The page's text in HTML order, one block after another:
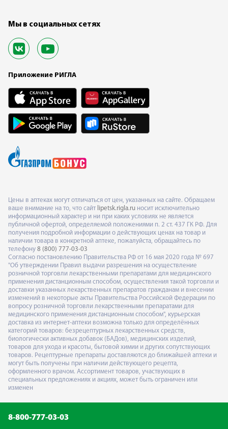
Мы в социальных сетях
Приложение РИГЛА
Цены в аптеках могут отличаться от цен, указанных на сайте. Обращаем
ваше внимание на то, что сайт lipetsk.rigla.ru носит исключительно
информационный характер и ни при каких условиях не является
публичной офертой, определяемой положениями п. 2 ст. 437 ГК РФ. Для
получения подробной информации о действующих ценах на товар и
наличии товара в конкретной аптеке, пожалуйста, обращайтесь по
телефону 8 (800) 777-03-03
Согласно постановлению Правительства РФ от 16 мая 2020 года № 697
"Об утверждении Правил выдачи разрешения на осуществление
розничной торговли лекарственными препаратами для медицинского
применения дистанционным способом, осуществления такой торговли и
доставки указанных лекарственных препаратов гражданам и внесении
изменений в некоторые акты Правительства Российской Федерации по
вопросу розничной торговли лекарственными препаратами для
медицинского применения дистанционным способом", курьерская
доставка из интернет-аптеки возможна только для определённых
категорий товаров: безрецептурных лекарственных средств,
биологически активных добавок (БАДов), медицинских изделий,
товаров для ухода и красоты, бытовой химии и других сопутствующих
товаров. Рецептурные препараты доставляются до ближайшей аптеки и
могут быть получены при наличии действующего рецепта,
оформленного врачом. Ассортимент товаров, участвующих в
специальных предложениях и акциях, может быть ограничен или
изменен
8-800-777-03-03